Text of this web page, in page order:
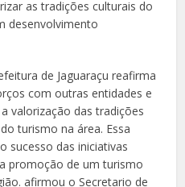
as tradições culturais do
desenvolvimento
de Jaguaraçu reafirma
com outras entidades e
valorização das tradições
turismo na área. Essa
sucesso das iniciativas
promoção de um turismo
afirmou o Secretario de